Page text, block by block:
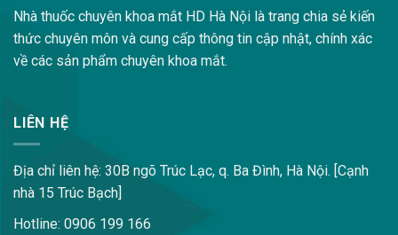
Nhà thuốc chuyên khoa mắt HD Hà Nội là trang chia sẻ kiến
thức chuyên môn và cung cấp thông tin cập nhật, chính xác
về các sản phẩm chuyên khoa mắt.
LIÊN HỆ
Địa chỉ liên hệ: 30B ngõ Trúc Lạc, q. Ba Đình, Hà Nội. [Cạnh
nhà 15 Trúc Bạch]
Hotline: 0906 199 166